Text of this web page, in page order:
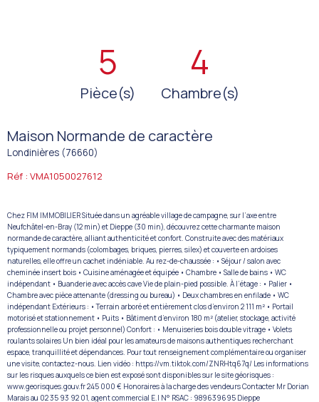
5
Pièce(s)
4
Chambre(s)
Maison Normande de caractère
Londinières (76660)
Réf : VMA1050027612
Chez FIM IMMOBILIER Située dans un agréable village de campagne, sur l’axe entre
Neufchâtel-en-Bray (12 min) et Dieppe (30 min), découvrez cette charmante maison
normande de caractère, alliant authenticité et confort. Construite avec des matériaux
typiquement normands (colombages, briques, pierres, silex) et couverte en ardoises
naturelles, elle offre un cachet indéniable. Au rez-de-chaussée : • Séjour / salon avec
cheminée insert bois • Cuisine aménagée et équipée • Chambre • Salle de bains • WC
indépendant • Buanderie avec accès cave Vie de plain-pied possible. À l’étage : • Palier •
Chambre avec pièce attenante (dressing ou bureau) • Deux chambres en enfilade • WC
indépendant Extérieurs : • Terrain arboré et entièrement clos d’environ 2 111 m² • Portail
motorisé et stationnement • Puits • Bâtiment d’environ 180 m² (atelier, stockage, activité
professionnelle ou projet personnel) Confort : • Menuiseries bois double vitrage • Volets
roulants solaires Un bien idéal pour les amateurs de maisons authentiques recherchant
espace, tranquillité et dépendances. Pour tout renseignement complémentaire ou organiser
une visite, contactez-nous. Lien vidéo : https://vm.tiktok.com/ZNRHtq67q/ Les informations
sur les risques auxquels ce bien est exposé sont disponibles sur le site géorisques :
www.georisques.gouv.fr 245 000 € Honoraires à la charge des vendeurs Contacter Mr Dorian
Marais au 02 35 93 92 01, agent commercial E.I N° RSAC : 989639695 Dieppe